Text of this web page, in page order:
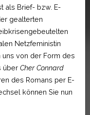
als Brief- bzw. E-
gealterten
Netzfeministin
uns von der Form des
über Cher Connard
des Romans per E-
können Sie nun